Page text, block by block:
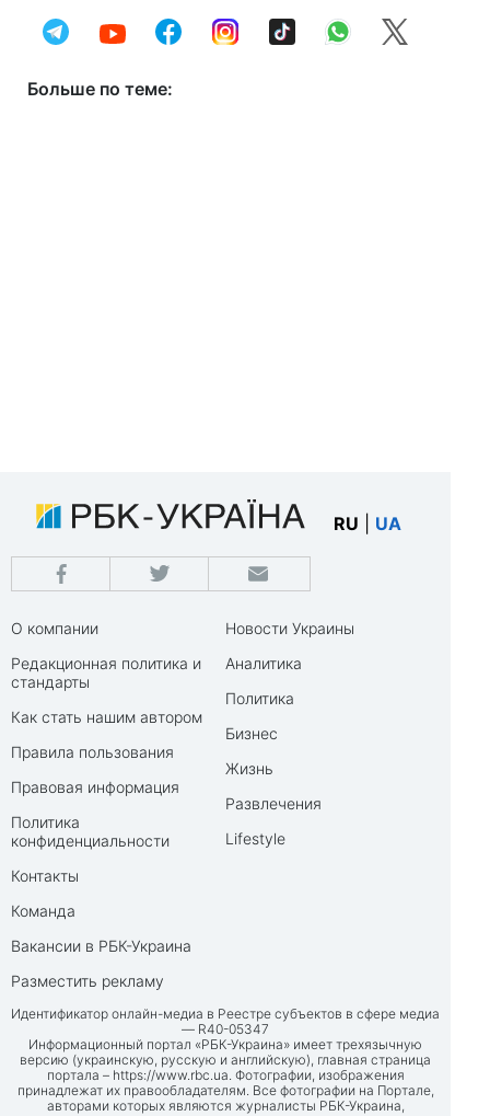
Больше по теме:
RU UA
О компании
Редакционная политика и
стандарты
Как стать нашим автором
Правила пользования
Правовая информация
Политика
конфиденциальности
Контакты
Команда
Вакансии в РБК-Украина
Разместить рекламу
Новости Украины
Аналитика
Политика
Бизнес
Жизнь
Развлечения
Lifestyle
Идентификатор онлайн-медиа в Реестре субъектов в сфере медиа
— R40-05347
Информационный портал «РБК-Украина» имеет трехязычную
версию (украинскую, русскую и английскую), главная страница
портала – https://www.rbc.ua. Фотографии, изображения
принадлежат их правообладателям. Все фотографии на Портале,
авторами которых являются журналисты РБК-Украина,